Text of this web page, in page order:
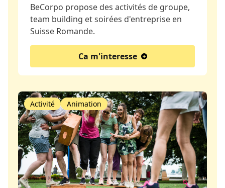
BeCorpo propose des activités de groupe,
team building et soirées d'entreprise en
Suisse Romande.
Ca m'interesse
Activité Animation